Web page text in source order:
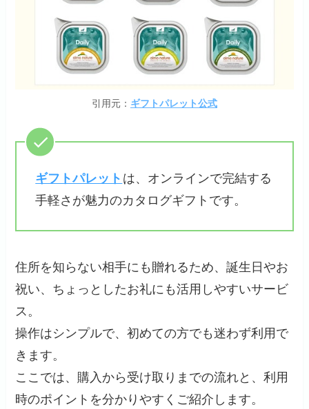
引用元： ギフトパレット公式
ギフトパレット は、オンラインで完結する
手軽さが魅力のカタログギフトです。
住所を知らない相手にも贈れるため、誕生日やお
祝い、ちょっとしたお礼にも活用しやすいサービ
ス。
操作はシンプルで、初めての方でも迷わず利用で
きます。
ここでは、購入から受け取りまでの流れと、利用
時のポイントを分かりやすくご紹介します。